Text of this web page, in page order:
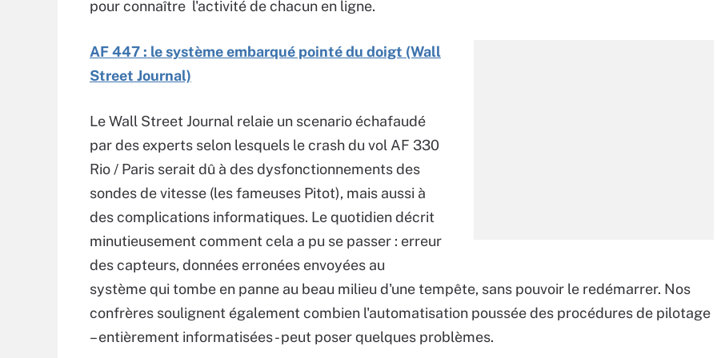
pour connaître l'activité de chacun en ligne.
AF 447 : le système embarqué pointé du doigt (Wall
Street Journal)
Le Wall Street Journal relaie un scenario échafaudé
par des experts selon lesquels le crash du vol AF 330
Rio / Paris serait dû à des dysfonctionnements des
sondes de vitesse (les fameuses Pitot), mais aussi à
des complications informatiques. Le quotidien décrit
minutieusement comment cela a pu se passer : erreur
des capteurs, données erronées envoyées au
système qui tombe en panne au beau milieu d'une tempête, sans pouvoir le redémarrer. Nos
confrères soulignent également combien l'automatisation poussée des procédures de pilotage
– entièrement informatisées - peut poser quelques problèmes.